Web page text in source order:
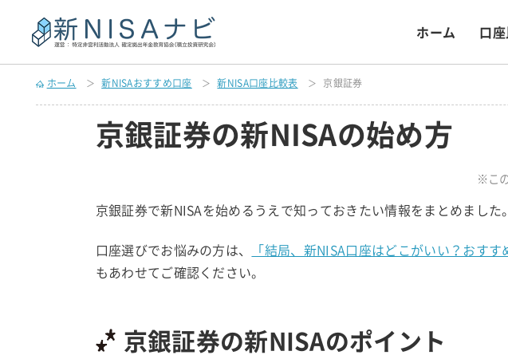
ホーム 口
ホーム 新NISAおすすめ口座 新NISA口座比較表 京銀証券
京銀証券の新NISAの始め方
※こ
京銀証券で新NISAを始めるうえで知っておきたい情報をまとめました。
口座選びでお悩みの方は、
「結局、新NISA口座はどこがいい？おすす
もあわせてご確認ください。
京銀証券の新NISAのポイント